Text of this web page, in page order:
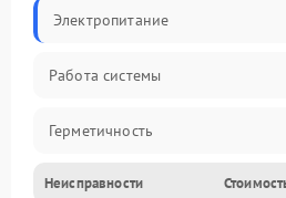
Электропитание
Работа системы
Герметичность
Механика
Неисправности